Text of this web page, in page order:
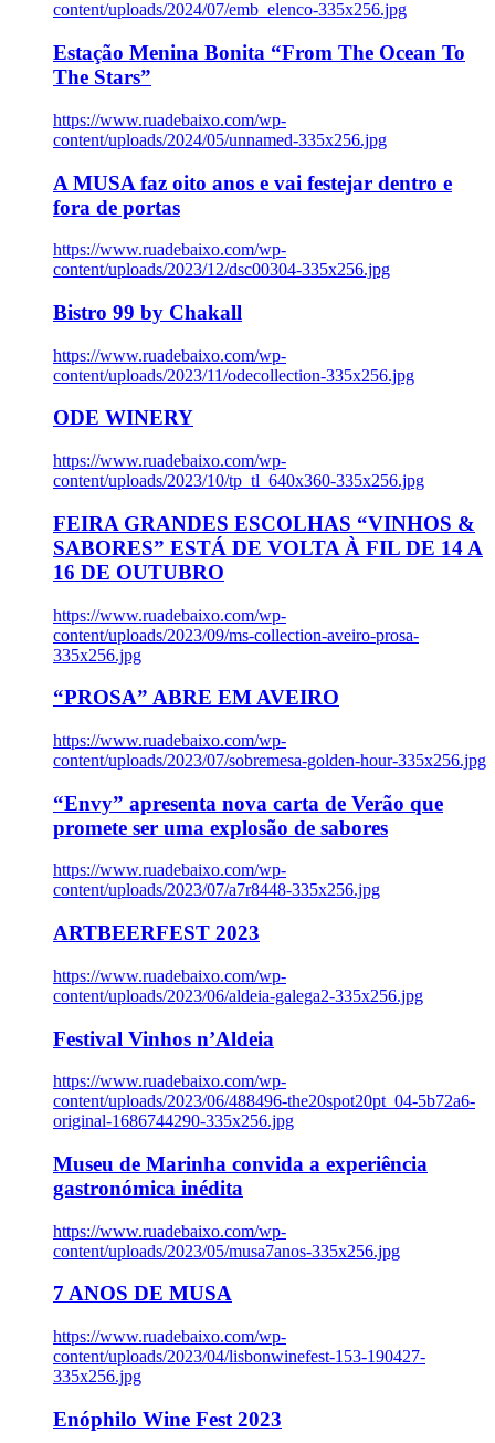
content/uploads/2024/07/emb_elenco-335x256.jpg
Estação Menina Bonita “From The Ocean To
The Stars”
https://www.ruadebaixo.com/wp-
content/uploads/2024/05/unnamed-335x256.jpg
A MUSA faz oito anos e vai festejar dentro e
fora de portas
https://www.ruadebaixo.com/wp-
content/uploads/2023/12/dsc00304-335x256.jpg
Bistro 99 by Chakall
https://www.ruadebaixo.com/wp-
content/uploads/2023/11/odecollection-335x256.jpg
ODE WINERY
https://www.ruadebaixo.com/wp-
content/uploads/2023/10/tp_tl_640x360-335x256.jpg
FEIRA GRANDES ESCOLHAS “VINHOS &
SABORES” ESTÁ DE VOLTA À FIL DE 14 A
16 DE OUTUBRO
https://www.ruadebaixo.com/wp-
content/uploads/2023/09/ms-collection-aveiro-prosa-
335x256.jpg
“PROSA” ABRE EM AVEIRO
https://www.ruadebaixo.com/wp-
content/uploads/2023/07/sobremesa-golden-hour-335x256.jpg
“Envy” apresenta nova carta de Verão que
promete ser uma explosão de sabores
https://www.ruadebaixo.com/wp-
content/uploads/2023/07/a7r8448-335x256.jpg
ARTBEERFEST 2023
https://www.ruadebaixo.com/wp-
content/uploads/2023/06/aldeia-galega2-335x256.jpg
Festival Vinhos n’Aldeia
https://www.ruadebaixo.com/wp-
content/uploads/2023/06/488496-the20spot20pt_04-5b72a6-
original-1686744290-335x256.jpg
Museu de Marinha convida a experiência
gastronómica inédita
https://www.ruadebaixo.com/wp-
content/uploads/2023/05/musa7anos-335x256.jpg
7 ANOS DE MUSA
https://www.ruadebaixo.com/wp-
content/uploads/2023/04/lisbonwinefest-153-190427-
335x256.jpg
Enóphilo Wine Fest 2023